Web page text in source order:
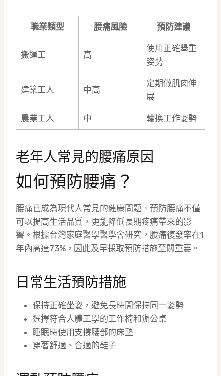
職業類型 腰痛風險 預防建議
搬運工 高
使用正確舉重
姿勢
建築工人 中高
定期做肌肉伸
展
農業工人 中 輪換工作姿勢
老年人常見的腰痛原因
如何預防腰痛？
腰痛已成為現代人常見的健康問題。預防腰痛不僅
可以提高生活品質，更能降低長期疼痛帶來的影
響。根據台灣家庭醫學醫學會研究，腰痛復發率在1
年內高達73%，因此及早採取預防措施至關重要。
日常生活預防措施
保持正確坐姿，避免長時間保持同一姿勢
選擇符合人體工學的工作椅和辦公桌
睡眠時使用支撐腰部的床墊
穿著舒適、合適的鞋子